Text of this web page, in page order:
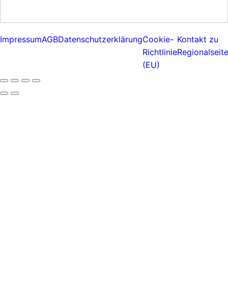
ImpressumAGBDatenschutzerklärungCookie-
Richtlinie
(EU)
Kontakt zu